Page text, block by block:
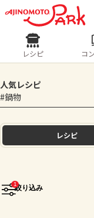
ロ
ホーム
レシピ
人気の食材・
きゅうり
レシピ コ
人気レシピ
#鍋物
レシピ
1絞り込み